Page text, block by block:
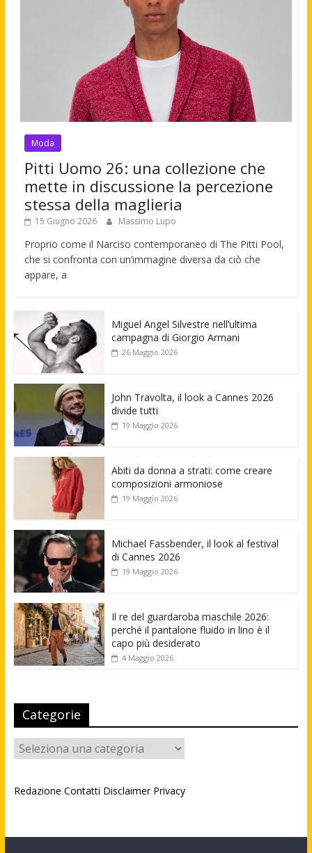
Moda
Pitti Uomo 26: una collezione che
mette in discussione la percezione
stessa della maglieria
15 Giugno 2026 Massimo Lupo
Proprio come il Narciso contemporaneo di The Pitti Pool,
che si confronta con un’immagine diversa da ciò che
appare, a
Miguel Angel Silvestre nell’ultima
campagna di Giorgio Armani
26 Maggio 2026
John Travolta, il look a Cannes 2026
divide tutti
19 Maggio 2026
Abiti da donna a strati: come creare
composizioni armoniose
19 Maggio 2026
Michael Fassbender, il look al festival
di Cannes 2026
19 Maggio 2026
Il re del guardaroba maschile 2026:
perché il pantalone fluido in lino è il
capo più desiderato
4 Maggio 2026
Categorie
Categorie
Redazione Contatti Disclaimer Privacy